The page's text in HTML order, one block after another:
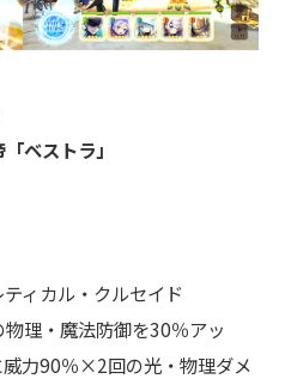
ベストラ」
ィカル・クルセイド
物理・魔法防御を30％アッ
力90％×2回の光・物理ダメ